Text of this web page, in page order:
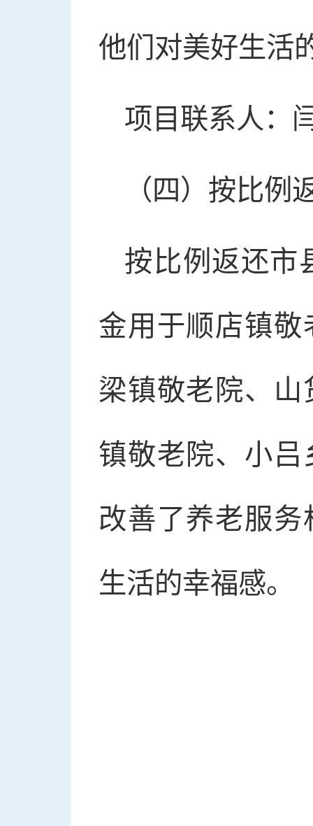
他们对美好生活
项目联系人：
（四）按比例
按比例返还市
金用于顺店镇
梁镇敬老院、
镇敬老院、小
改善了养老服
生活的幸福感。